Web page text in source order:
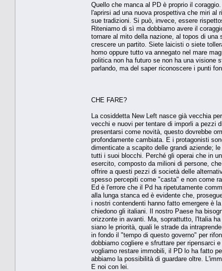
Quello che manca al PD è proprio il
l'aprirsi ad una nuova prospettiva che miri al
sue tradizioni. Si può, invece, essere
Riteniamo di sì ma dobbiamo avere il
tornare al mito della nazione, al topos di
crescere un partito. Siete laicisti o siete
homo oppure tutto va annegato nel mare
politica non ha futuro se non ha una visione
parlando, ma del saper riconoscere i punti
CHE FARE?
La cosiddetta New Left nasce già vecchia
vecchi e nuovi per tentare di imporli a pezzi
presentarsi come novità, questo dovrebbe
profondamente cambiata. E i protagonisti
dimenticate a scapito delle grandi aziende;
tutti i suoi blocchi. Perché gli operai che in
esercito, composto da milioni di persone,
offrire a questi pezzi di società delle
spesso percepiti come "casta" e non come
Ed è l'errore che il Pd ha ripetutamente
alla lunga stanca ed è evidente che,
i nostri contendenti hanno fatto emergere è
chiedono gli italiani. Il nostro Paese ha
orizzonte in avanti. Ma, soprattutto, l'Italia
siano le priorità, quali le strade da
in fondo il "tempo di questo governo" per
dobbiamo cogliere e sfruttare per ripensarci
vogliamo restare immobili, il PD lo ha fatto
abbiamo la possibilità di guardare oltre.
E noi con lei.